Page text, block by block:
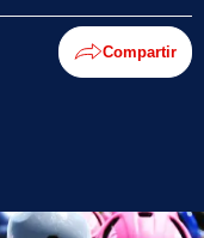
Compartir